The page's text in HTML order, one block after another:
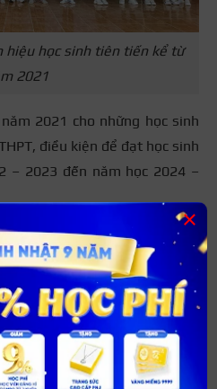
hiệu học sinh tiên tiến kể từ
2021
2021 cho những học sinh
điều kiện để đạt học sinh
– 2023 đến năm học 2024 –
tiến THPT năm 2022 –
sinh tiên tiến theo quy định
quy định cũ, vẫn tính điểm
danh hiệu học sinh tiên tiến.
×